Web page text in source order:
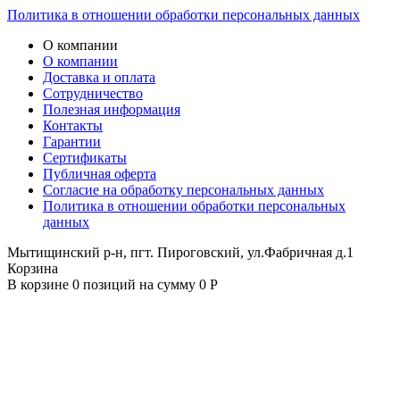
Политика в отношении обработки персональных данных
О компании
О компании
Доставка и оплата
Сотрудничество
Полезная информация
Контакты
Гарантии
Сертификаты
Публичная оферта
Согласие на обработку персональных данных
Политика в отношении обработки персональных
данных
Мытищинский р-н, пгт. Пироговский, ул.Фабричная д.1
Корзина
В корзине 0 позиций на сумму 0 Р